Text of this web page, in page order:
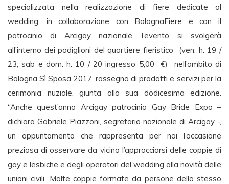
specializzata nella realizzazione di fiere dedicate al
wedding, in collaborazione con BolognaFiere e con il
patrocinio di Arcigay nazionale, l’evento si svolgerà
all’interno dei padiglioni del quartiere fieristico (ven: h. 19 /
23; sab e dom: h. 10 / 20 ingresso 5,00 €) nell’ambito di
Bologna Sì Sposa 2017, rassegna di prodotti e servizi per la
cerimonia nuziale, giunta alla sua dodicesima edizione.
“Anche quest’anno Arcigay patrocinia Gay Bride Expo –
dichiara Gabriele Piazzoni, segretario nazionale di Arcigay -,
un appuntamento che rappresenta per noi l’occasione
preziosa di osservare da vicino l’approcciarsi delle coppie di
gay e lesbiche e degli operatori del wedding alla novità delle
unioni civili. Molte coppie formate da persone dello stesso